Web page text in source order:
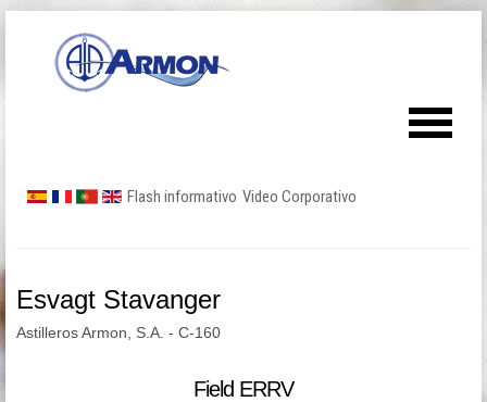
Flash informativo Video Corporativo
Esvagt Stavanger
Astilleros Armon, S.A. - C-160
Field ERRV